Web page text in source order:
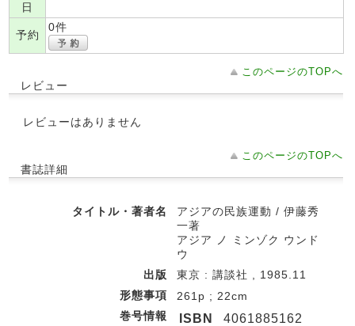
日
予約
0件
このページのTOPへ
レビュー
レビューはありません
このページのTOPへ
書誌詳細
タイトル・著者名
アジアの民族運動 / 伊藤秀
一著
アジア ノ ミンゾク ウンド
ウ
出版
東京 : 講談社 , 1985.11
形態事項
261p ; 22cm
巻号情報
ISBN 4061885162